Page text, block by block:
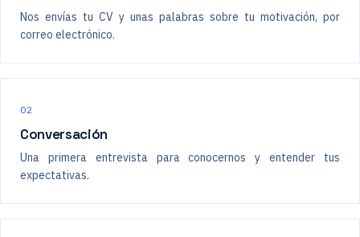
Nos envías tu CV y unas palabras sobre tu motivación, por
correo electrónico.
02
Conversación
Una primera entrevista para conocernos y entender tus
expectativas.